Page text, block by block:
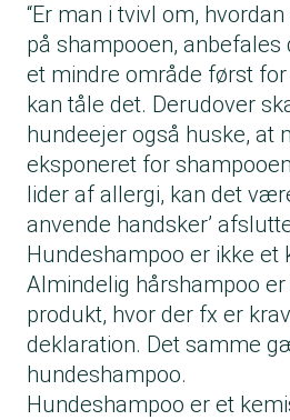
“Er man i tvivl om,
på shampooen, anbefales
et mindre område først
kan tåle det. Derudover
hundeejer også huske, at
eksponeret for
lider af allergi, kan det
anvende handsker’
Hundeshampoo er ikke
Almindelig hårshampoo
produkt, hvor der fx er
deklaration. Det samme
hundeshampoo.
Hundeshampoo er et